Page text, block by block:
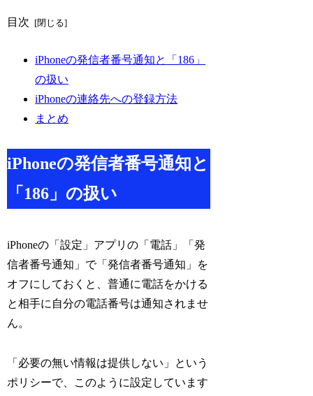
目次
iPhoneの発信者番号通知と「186」
の扱い
iPhoneの連絡先への登録方法
まとめ
iPhoneの発信者番号通知と
「186」の扱い
iPhoneの「設定」アプリの「電話」「発
信者番号通知」で「発信者番号通知」を
オフにしておくと、普通に電話をかける
と相手に自分の電話番号は通知されませ
ん。
「必要の無い情報は提供しない」という
ポリシーで、このように設定しています